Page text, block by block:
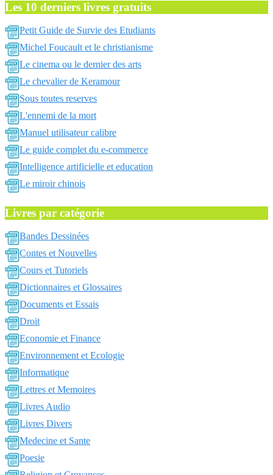
Les 10 derniers livres gratuits
Petit Guide de Survie des Etudiants
Michel Foucault et le christianisme
Le cinema ou le dernier des arts
Le chevalier de Keramour
Sous toutes reserves
L'ennemi de la mort
Manuel utilisateur calibre
Le guide complet du e-commerce
Intelligence artificielle et education
Le miroir chinois
Livres par catégorie
Bandes Dessinées
Contes et Nouvelles
Cours et Tutoriels
Dictionnaires et Glossaires
Documents et Essais
Droit
Economie et Finance
Environnement et Ecologie
Informatique
Lettres et Memoires
Livres Audio
Livres Divers
Medecine et Sante
Poesie